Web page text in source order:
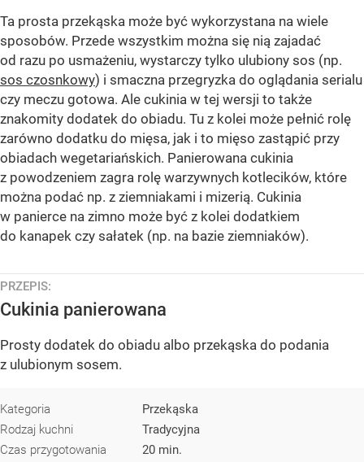
Ta prosta przekąska może być wykorzystana na wiele
sposobów. Przede wszystkim można się nią zajadać
od razu po usmażeniu, wystarczy tylko ulubiony sos (np.
sos czosnkowy) i smaczna przegryzka do oglądania serialu
czy meczu gotowa. Ale cukinia w tej wersji to także
znakomity dodatek do obiadu. Tu z kolei może pełnić rolę
zarówno dodatku do mięsa, jak i to mięso zastąpić przy
obiadach wegetariańskich. Panierowana cukinia
z powodzeniem zagra rolę warzywnych kotlecików, które
można podać np. z ziemniakami i mizerią. Cukinia
w panierce na zimno może być z kolei dodatkiem
do kanapek czy sałatek (np. na bazie ziemniaków).
PRZEPIS:
Cukinia panierowana
Prosty dodatek do obiadu albo przekąska do podania
z ulubionym sosem.
Kategoria
Przekąska
Rodzaj kuchni
Tradycyjna
Czas przygotowania
20 min.